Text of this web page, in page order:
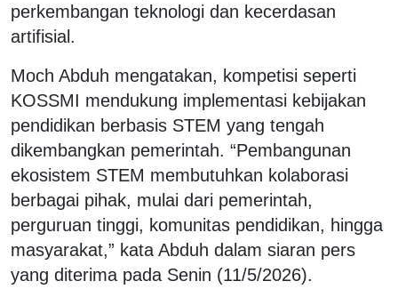
perkembangan teknologi dan kecerdasan
artifisial.
Moch Abduh mengatakan, kompetisi seperti
KOSSMI mendukung implementasi kebijakan
pendidikan berbasis STEM yang tengah
dikembangkan pemerintah. “Pembangunan
ekosistem STEM membutuhkan kolaborasi
berbagai pihak, mulai dari pemerintah,
perguruan tinggi, komunitas pendidikan, hingga
masyarakat,” kata Abduh dalam siaran pers
yang diterima pada Senin (11/5/2026).